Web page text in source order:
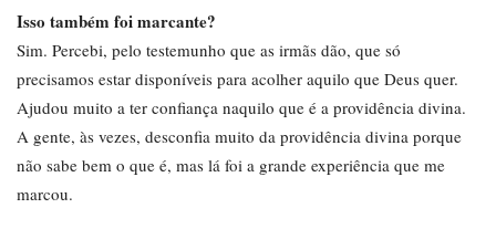
Isso também foi marcante?
Sim. Percebi, pelo testemunho que as irmãs dão, que só
precisamos estar disponíveis para acolher aquilo que Deus quer.
Ajudou muito a ter confiança naquilo que é a providência divina.
A gente, às vezes, desconfia muito da providência divina porque
não sabe bem o que é, mas lá foi a grande experiência que me
marcou.